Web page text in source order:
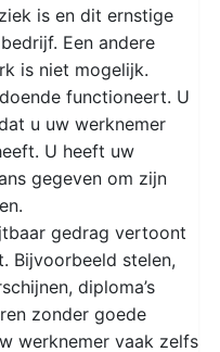
is en dit ernstige
Een andere
is niet mogelijk.
functioneert. U
u uw werknemer
U heeft uw
gegeven om zijn
gedrag vertoont
Bijvoorbeeld stelen,
diploma’s
zonder goede
werknemer vaak zelfs